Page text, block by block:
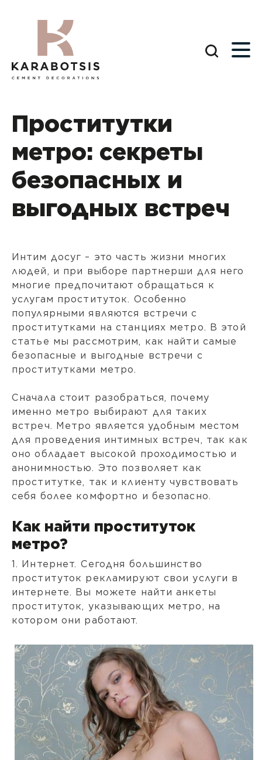
Проститутки
метро: секреты
безопасных и
выгодных встреч
Интим досуг – это часть жизни многих
людей, и при выборе партнерши для него
многие предпочитают обращаться к
услугам проституток. Особенно
популярными являются встречи с
проститутками на станциях метро. В этой
статье мы рассмотрим, как найти самые
безопасные и выгодные встречи с
проститутками метро.
Сначала стоит разобраться, почему
именно метро выбирают для таких
встреч. Метро является удобным местом
для проведения интимных встреч, так как
оно обладает высокой проходимостью и
анонимностью. Это позволяет как
проститутке, так и клиенту чувствовать
себя более комфортно и безопасно.
Как найти проституток
метро?
1. Интернет. Сегодня большинство
проституток рекламируют свои услуги в
интернете. Вы можете найти анкеты
проституток, указывающих метро, на
котором они работают.